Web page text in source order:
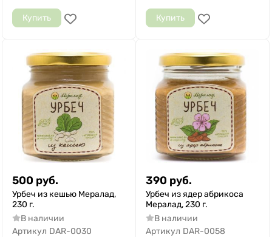
Купить Купить
500 руб.
Урбеч из кешью Мералад,
230 г.
В наличии
Артикул DAR-0030
390 руб.
Урбеч из ядер абрикоса
Мералад, 230 г.
В наличии
Артикул DAR-0058